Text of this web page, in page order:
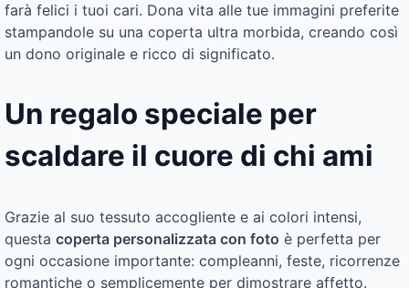
farà felici i tuoi cari. Dona vita alle tue immagini preferite
stampandole su una coperta ultra morbida, creando così
un dono originale e ricco di significato.
Un regalo speciale per
scaldare il cuore di chi ami
Grazie al suo tessuto accogliente e ai colori intensi,
questa coperta personalizzata con foto è perfetta per
ogni occasione importante: compleanni, feste, ricorrenze
romantiche o semplicemente per dimostrare affetto.